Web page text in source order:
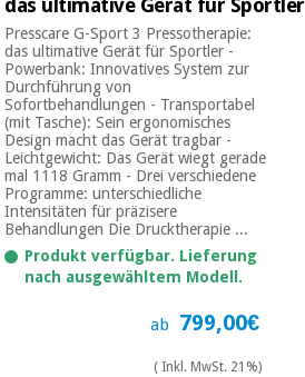
das ultimative Gerät für Sportler
Presscare G-Sport 3 Pressotherapie:
das ultimative Gerät für Sportler -
Powerbank: Innovatives System zur
Durchführung von
Sofortbehandlungen - Transportabel
(mit Tasche): Sein ergonomisches
Design macht das Gerät tragbar -
Leichtgewicht: Das Gerät wiegt gerade
mal 1118 Gramm - Drei verschiedene
Programme: unterschiedliche
Intensitäten für präzisere
Behandlungen Die Drucktherapie ...
Produkt verfügbar. Lieferung
nach ausgewähltem Modell.
ab 799,00€
( Inkl. MwSt. 21%)